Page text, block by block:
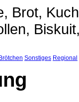
Brot,
Sonstiges Regional